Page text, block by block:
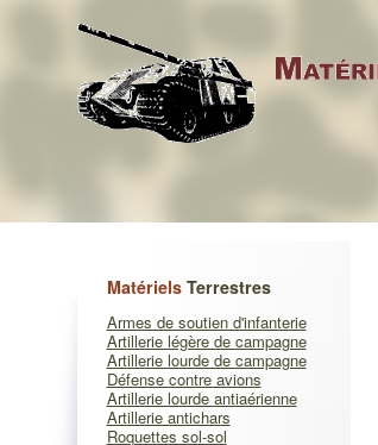
MatérielsTerrestres
Armes de soutien d'infanterie
Artillerie légère de campagne
Artillerie lourde de campagne
Défense contre avions
Artillerie lourde antiaérienne
Artillerie antichars
Roquettes sol-sol